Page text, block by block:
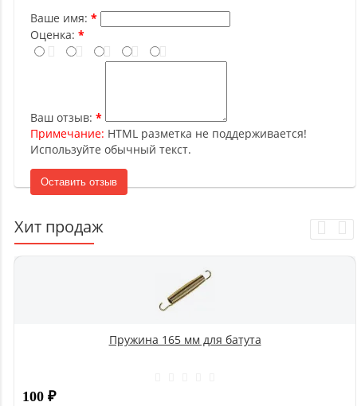
Ваше имя:
Оценка:
Ваш отзыв:
Примечание: HTML разметка не поддерживается!
Используйте обычный текст.
Оставить отзыв
Хит продаж
Пружина 165 мм для батута
100 ₽